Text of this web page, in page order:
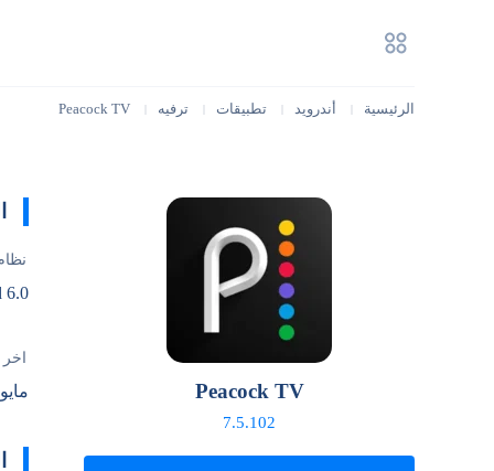
الرئيسية أندرويد تطبيقات ترفيه Peacock TV
Peacock TV
7.5.102
6.0
مايو 14, 2026